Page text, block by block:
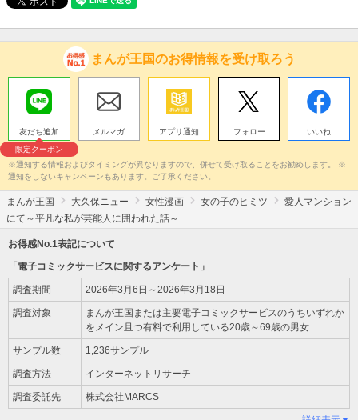
まんが王国のお得情報を受け取ろう
友だち追加
限定クーポン
メルマガ アプリ通知 フォロー いいね
※通知する情報およびタイミングが異なりますので、併せて受け取ることをお勧めします。 ※
通知をしないキャンペーンもあります。ご了承ください。
まんが王国 大久保ニュー 女性漫画 女の子のヒミツ
愛人マンション
にて～平凡な私が芸能人に囲われた話～
お得感No.1表記について
「電子コミックサービスに関するアンケート」
調査期間 2026年3月6日～2026年3月18日
調査対象
まんが王国または主要電子コミックサービスのうちいずれか
をメイン且つ有料で利用している20歳～69歳の男女
サンプル数 1,236サンプル
調査方法 インターネットリサーチ
調査委託先 株式会社MARCS